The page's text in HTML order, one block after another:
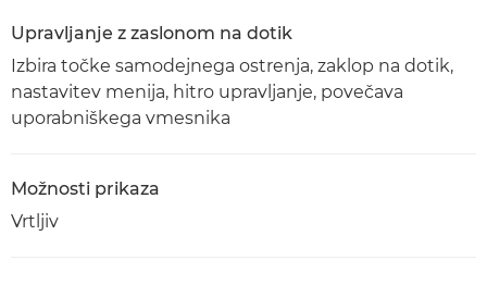
Upravljanje z zaslonom na dotik
Izbira točke samodejnega ostrenja, zaklop na dotik,
nastavitev menija, hitro upravljanje, povečava
uporabniškega vmesnika
Možnosti prikaza
Vrtljiv